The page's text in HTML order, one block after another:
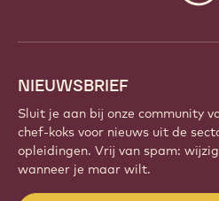
NIEUWSBRIEF
Sluit je aan bij onze community
chef-koks voor nieuws uit de
opleidingen. Vrij van spam:
wanneer je maar wilt.